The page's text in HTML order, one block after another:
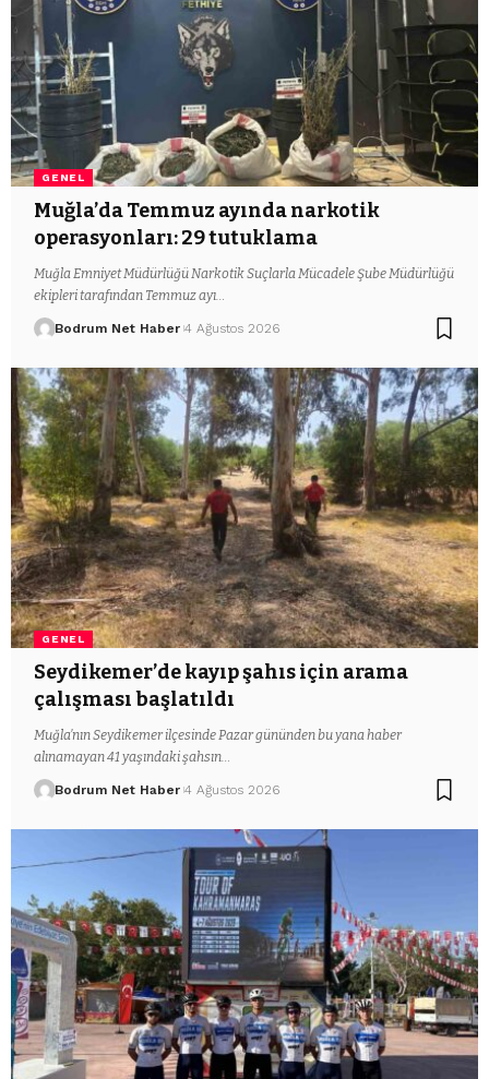
GENEL
Muğla’da Temmuz ayında narkotik
operasyonları: 29 tutuklama
Muğla Emniyet Müdürlüğü Narkotik Suçlarla Mücadele Şube Müdürlüğü
ekipleri tarafından Temmuz ayı…
Bodrum Net Haber 4 Ağustos 2026
GENEL
Seydikemer’de kayıp şahıs için arama
çalışması başlatıldı
Muğla’nın Seydikemer ilçesinde Pazar gününden bu yana haber
alınamayan 41 yaşındaki şahsın…
Bodrum Net Haber 4 Ağustos 2026